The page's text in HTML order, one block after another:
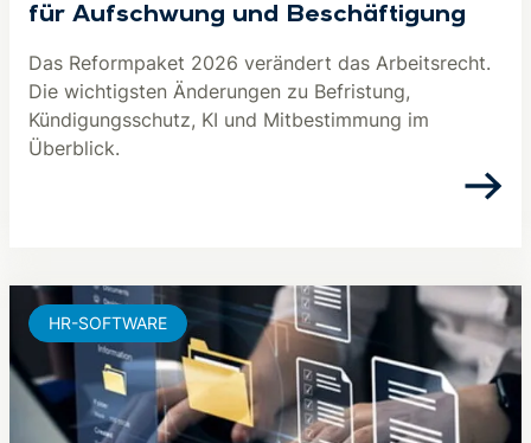
für Aufschwung und Be­schäf­ti­gung
Das Reformpaket 2026 verändert das Arbeitsrecht.
Die wichtigsten Änderungen zu Befristung,
Kündigungsschutz, KI und Mitbestimmung im
Überblick.
HR-SOFTWARE